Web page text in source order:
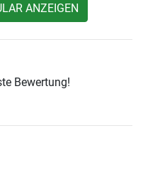
ANZEIGEN
Bewertung!